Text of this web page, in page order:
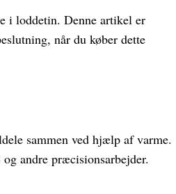
i loddetin. Denne artikel er
når du køber dette
sammen ved hjælp af varme.
andre præcisionsarbejder.